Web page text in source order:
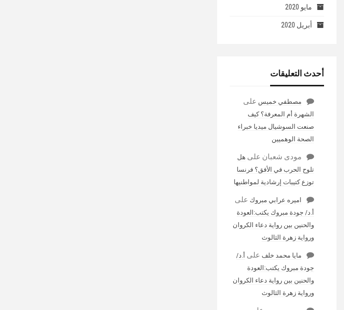
مايو 2020
أبريل 2020
أحدث التعليقات
مصطفي خميس على
الشهرة أم المعرفة؟ كيف
صنعت السوشيال ميديا خبراء
الصحة الوهميين
مودى شعبان على هل
تلوح الحرب في الأفق؟ فرنسا
توزع كتيبات إرشادية لمواطنيها
اميره عرابي مبروك على
أ.د/ جودة مبروك يكتب:العودة
والحنين بين رواية دعاء الكروان
ورواية زهرة الثالوث
مايا محمد خلف على أ.د/
جودة مبروك يكتب:العودة
والحنين بين رواية دعاء الكروان
ورواية زهرة الثالوث